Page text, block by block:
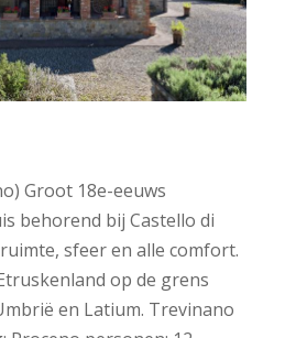
Groot 18e-eeuws
behorend bij Castello di
sfeer en alle comfort.
op de grens
en Latium. Trevinano